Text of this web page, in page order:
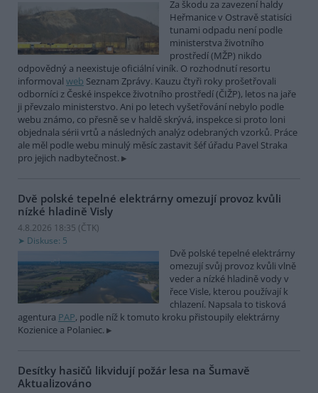
Za škodu za zavezení haldy
Heřmanice v Ostravě statisíci
tunami odpadu není podle
ministerstva životního
prostředí (MŽP) nikdo
odpovědný a neexistuje oficiální viník. O rozhodnutí resortu
informoval web Seznam Zprávy. Kauzu čtyři roky prošetřovali
odborníci z České inspekce životního prostředí (ČIŽP), letos na jaře
ji převzalo ministerstvo. Ani po letech vyšetřování nebylo podle
webu známo, co přesně se v haldě skrývá, inspekce si proto loni
objednala sérii vrtů a následných analýz odebraných vzorků. Práce
ale měl podle webu minulý měsíc zastavit šéf úřadu Pavel Straka
pro jejich nadbytečnost.
Dvě polské tepelné elektrárny omezují provoz kvůli
nízké hladině Visly
4.8.2026 18:35 (ČTK)
Diskuse: 5
Dvě polské tepelné elektrárny
omezují svůj provoz kvůli vlně
veder a nízké hladině vody v
řece Visle, kterou používají k
chlazení. Napsala to tisková
agentura PAP, podle níž k tomuto kroku přistoupily elektrárny
Kozienice a Polaniec.
Desítky hasičů likvidují požár lesa na Šumavě
Aktualizováno